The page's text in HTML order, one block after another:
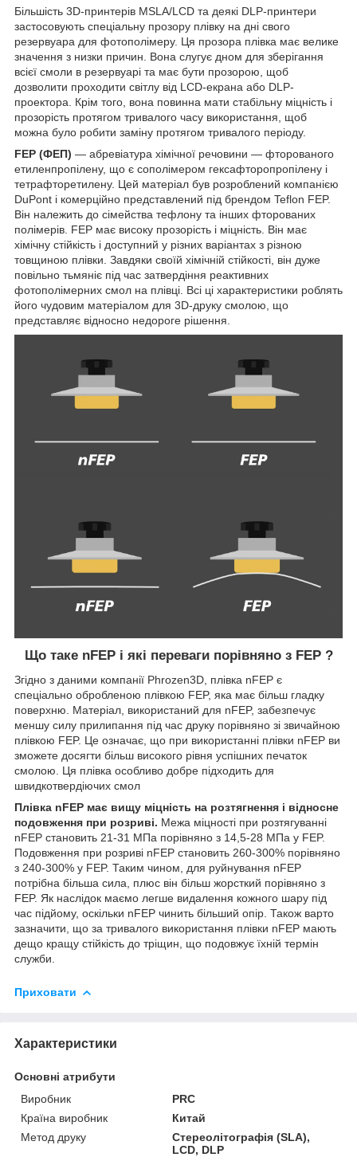
Більшість 3D-принтерів MSLA/LCD та деякі DLP-принтери
застосовують спеціальну прозору плівку на дні свого
резервуара для фотополімеру. Ця прозора плівка має велике
значення з низки причин. Вона слугує дном для зберігання
всієї смоли в резервуарі та має бути прозорою, щоб
дозволити проходити світлу від LCD-екрана або DLP-
проектора. Крім того, вона повинна мати стабільну міцність і
прозорість протягом тривалого часу використання, щоб
можна було робити заміну протягом тривалого періоду.
FEP (ФЕП) — абревіатура хімічної речовини — фторованого
етиленпропілену, що є сополімером гексафторопропілену і
тетрафторетилену. Цей матеріал був розроблений компанією
DuPont і комерційно представлений під брендом Teflon FEP.
Він належить до сімейства тефлону та інших фторованих
полімерів. FEP має високу прозорість і міцність. Він має
хімічну стійкість і доступний у різних варіантах з різною
товщиною плівки. Завдяки своїй хімічній стійкості, він дуже
повільно тьмяніє під час затвердіння реактивних
фотополімерних смол на плівці. Всі ці характеристики роблять
його чудовим матеріалом для 3D-друку смолою, що
представляє відносно недороге рішення.
Що таке nFEP і які переваги порівняно з FEP ?
Згідно з даними компанії Phrozen3D, плівка nFEP є
спеціально обробленою плівкою FEP, яка має більш гладку
поверхню. Матеріал, використаний для nFEP, забезпечує
меншу силу прилипання під час друку порівняно зі звичайною
плівкою FEP. Це означає, що при використанні плівки nFEP ви
зможете досягти більш високого рівня успішних печаток
смолою. Ця плівка особливо добре підходить для
швидкотвердіючих смол
Плівка nFEP має вищу міцність на розтягнення і відносне
подовження при розриві. Межа міцності при розтягуванні
nFEP становить 21-31 МПа порівняно з 14,5-28 МПа у FEP.
Подовження при розриві nFEP становить 260-300% порівняно
з 240-300% у FEP. Таким чином, для руйнування nFEP
потрібна більша сила, плюс він більш жорсткий порівняно з
FEP. Як наслідок маємо легше видалення кожного шару під
час підйому, оскільки nFEP чинить більший опір. Також варто
зазначити, що за тривалого використання плівки nFEP мають
дещо кращу стійкість до тріщин, що подовжує їхній термін
служби.
Приховати
Характеристики
Основні атрибути
Виробник
PRC
Країна виробник
Китай
Метод друку
Стереолітографія (SLA),
LCD, DLP